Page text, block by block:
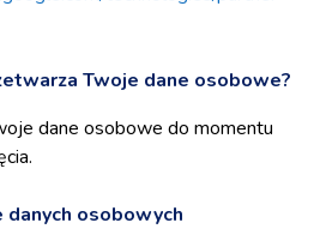
Twoje dane osobowe?
dane osobowe do momentu
osobowych